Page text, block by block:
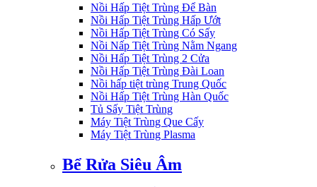
Nồi Hấp Tiệt Trùng Để Bàn
Nồi Hấp Tiệt Trùng Hấp Ướt
Nồi Hấp Tiệt Trùng Có Sấy
Nồi Nấp Tiệt Trùng Nằm Ngang
Nồi Hấp Tiệt Trùng 2 Cửa
Nồi Hấp Tiệt Trùng Đài Loan
Nồi hấp tiệt trùng Trung Quốc
Nồi Hấp Tiệt Trùng Hàn Quốc
Tủ Sấy Tiệt Trùng
Máy Tiệt Trùng Que Cấy
Máy Tiệt Trùng Plasma
Bể Rửa Siêu Âm